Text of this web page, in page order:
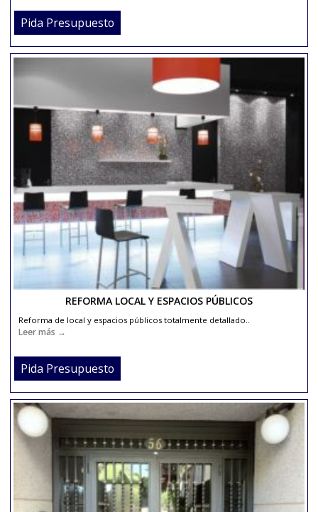
REFORMA COCINA
Reforma de Cocina totalmente detallado..
Leer más →
Pida Presupuesto
REFORMA LOCAL Y ESPACIOS PÚBLICOS